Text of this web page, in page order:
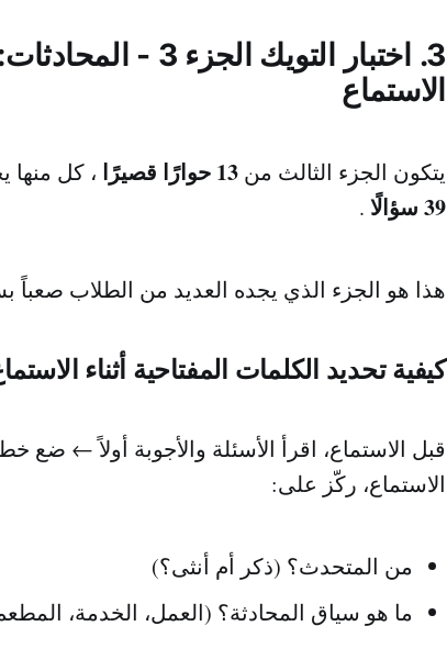
3. اختبار التويك
الاستماع
يتكون الجزء الثالث من 13 حوارًا قصيرًا ، كل منها
39 سؤالًا .
هذا هو الجزء الذي يجده العديد من الطلاب
كيفية تحديد الكلمات المفتاحية أثناء
قبل الاستماع، اقرأ الأسئلة والأجوبة أولاً ← ضع
الاستماع، ركّز على:
من المتحدث؟ (ذكر أم أنثى؟)
ما هو سياق المحادثة؟ (العمل، الخدمة،